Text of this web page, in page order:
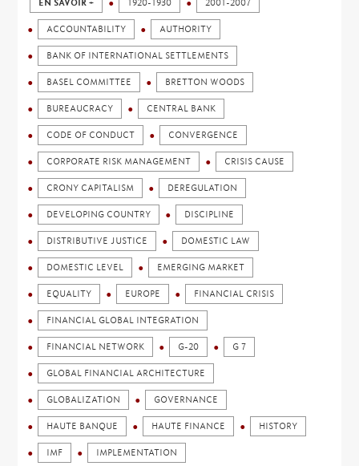
EN SAVOIR + 1920-1930 2001-2007
ACCOUNTABILITY AUTHORITY
BANK OF INTERNATIONAL SETTLEMENTS
BASEL COMMITTEE BRETTON WOODS
BUREAUCRACY CENTRAL BANK
CODE OF CONDUCT CONVERGENCE
CORPORATE RISK MANAGEMENT CRISIS CAUSE
CRONY CAPITALISM DEREGULATION
DEVELOPING COUNTRY DISCIPLINE
DISTRIBUTIVE JUSTICE DOMESTIC LAW
DOMESTIC LEVEL EMERGING MARKET
EQUALITY EUROPE FINANCIAL CRISIS
FINANCIAL GLOBAL INTEGRATION
FINANCIAL NETWORK G-20 G 7
GLOBAL FINANCIAL ARCHITECTURE
GLOBALIZATION GOVERNANCE
HAUTE BANQUE HAUTE FINANCE HISTORY
IMF IMPLEMENTATION